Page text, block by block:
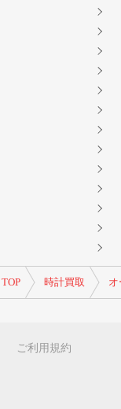
時計買取
ご利用規約